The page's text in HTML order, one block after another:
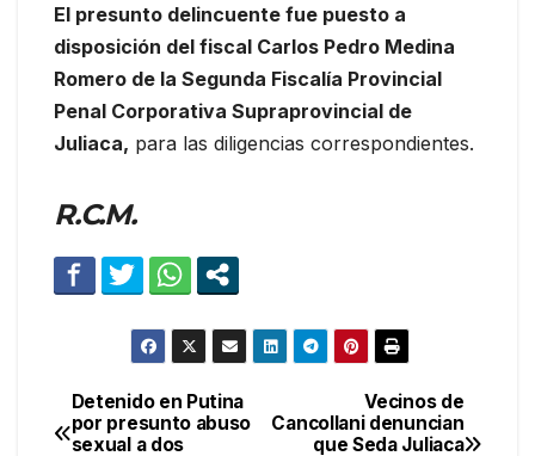
El presunto delincuente fue puesto a
disposición del fiscal Carlos Pedro Medina
Romero de la Segunda Fiscalía Provincial
Penal Corporativa Supraprovincial de
Juliaca, para las diligencias correspondientes.
R.C.M.
Navegación
Vecinos de
Cancollani denuncian
que Seda Juliaca
Detenido en Putina
por presunto abuso
sexual a dos